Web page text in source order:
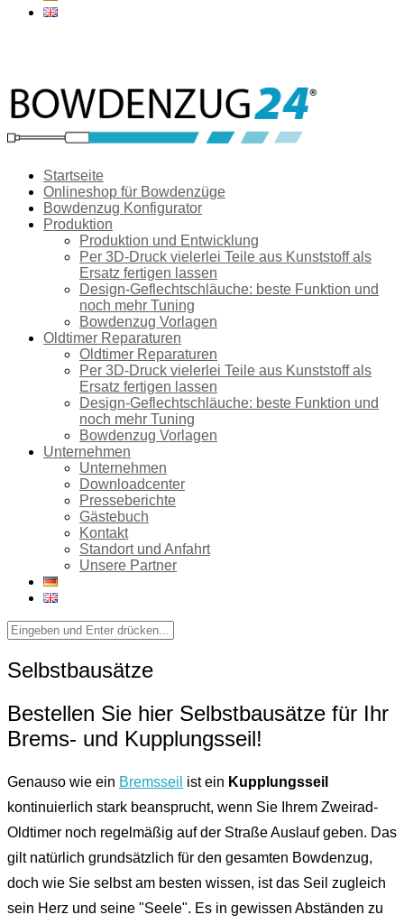
Startseite
Onlineshop für Bowdenzüge
Bowdenzug Konfigurator
Produktion
Produktion und Entwicklung
Per 3D-Druck vielerlei Teile aus Kunststoff als
Ersatz fertigen lassen
Design-Geflechtschläuche: beste Funktion und
noch mehr Tuning
Bowdenzug Vorlagen
Oldtimer Reparaturen
Oldtimer Reparaturen
Per 3D-Druck vielerlei Teile aus Kunststoff als
Ersatz fertigen lassen
Design-Geflechtschläuche: beste Funktion und
noch mehr Tuning
Bowdenzug Vorlagen
Unternehmen
Unternehmen
Downloadcenter
Presseberichte
Gästebuch
Kontakt
Standort und Anfahrt
Unsere Partner
Selbstbausätze
Bestellen Sie hier Selbstbausätze für Ihr
Brems- und Kupplungsseil!
Genauso wie ein Bremsseil ist ein Kupplungsseil
kontinuierlich stark beansprucht, wenn Sie Ihrem Zweirad-
Oldtimer noch regelmäßig auf der Straße Auslauf geben. Das
gilt natürlich grundsätzlich für den gesamten Bowdenzug,
doch wie Sie selbst am besten wissen, ist das Seil zugleich
sein Herz und seine "Seele". Es in gewissen Abständen zu